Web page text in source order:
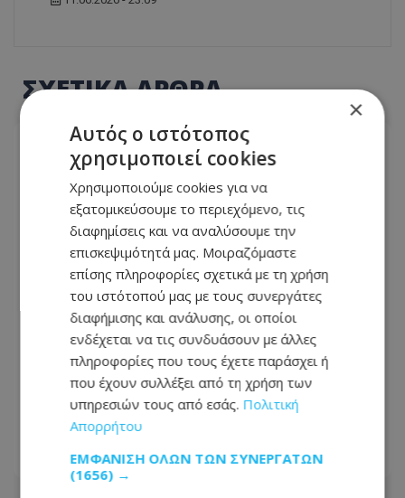
ΣΧΕΤΙΚΑ ΑΡΘΡΑ
Ο τυφώνας Dolphin πλήττει την Κίνα
– Εκκενώσεις, ακυρώσεις πτήσεων και
ισχυρές καταιγίδες
09.08.2026 - 21:06
×
Αυτός ο ιστότοπος
χρησιμοποιεί cookies
Χρησιμοποιούμε cookies για να
εξατομικεύσουμε το περιεχόμενο, τις
διαφημίσεις και να αναλύσουμε την
επισκεψιμότητά μας. Μοιραζόμαστε
επίσης πληροφορίες σχετικά με τη χρήση
του ιστότοπού μας με τους συνεργάτες
διαφήμισης και ανάλυσης, οι οποίοι
ενδέχεται να τις συνδυάσουν με άλλες
πληροφορίες που τους έχετε παράσχει ή
που έχουν συλλέξει από τη χρήση των
υπηρεσιών τους από εσάς. Πολιτική
Απορρήτου
ΕΜΦΆΝΙΣΗ ΌΛΩΝ ΤΩΝ ΣΥΝΕΡΓΑΤΏΝ
(1656) →